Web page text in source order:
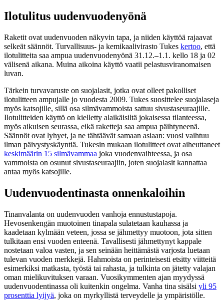
Ilotulitus uudenvuodenyönä
Raketit ovat uudenvuoden näkyvin tapa, ja niiden käyttöä rajaavat
selkeät säännöt. Turvallisuus- ja kemikaalivirasto Tukes kertoo, että
ilotulitteita saa ampua uudenvuodenyönä 31.12.–1.1. kello 18 ja 02
välisenä aikana. Muina aikoina käyttö vaatii pelastusviranomaisen
luvan.
Tärkein turvavaruste on suojalasit, jotka ovat olleet pakolliset
ilotulitteen ampujalle jo vuodesta 2009. Tukes suosittelee suojalaseja
myös katsojille, sillä osa silmävammoista sattuu sivustaseuraajille.
Ilotulitteiden käyttö on kielletty alaikäisiltä jokaisessa tilanteessa,
myös aikuisen seurassa, eikä raketteja saa ampua päihtyneenä.
Säännöt ovat lyhyet, ja ne tähtäävät samaan asiaan: vuosi vaihtuu
ilman päivystyskäyntiä. Tukesin mukaan ilotulitteet ovat aiheuttaneet
keskimäärin 15 silmävammaa joka vuodenvaihteessa, ja osa
vammoista on osunut sivustaseuraajiin, joten suojalasit kannattaa
antaa myös katsojille.
Uudenvuodentinasta onnenkaloihin
Tinanvalanta on uudenvuoden vanhoja ennustustapoja.
Hevosenkengän muotoinen tinapala sulatetaan kauhassa ja
kaadetaan kylmään veteen, jossa se jähmettyy muotoon, jota sitten
tulkitaan ensi vuoden enteenä. Tavallisesti jähmettynyt kappale
nostetaan valoa vasten, ja sen seinään heittämästä varjosta luetaan
tulevan vuoden merkkejä. Hahmoista on perinteisesti etsitty viitteitä
esimerkiksi matkasta, työstä tai rahasta, ja tulkinta on jätetty valajan
oman mielikuvituksen varaan. Vuosikymmenten ajan myydyssä
uudenvuodentinassa oli kuitenkin ongelma. Vanha tina sisälsi yli 95
prosenttia lyijyä, joka on myrkyllistä terveydelle ja ympäristölle.